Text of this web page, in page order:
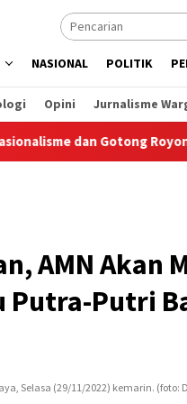
NASIONAL POLITIK
Opini Jurnalisme
dan Gotong Royong
AMN Akan
Putra-Putri
Selasa (29/11/2022) kemarin. (foto: